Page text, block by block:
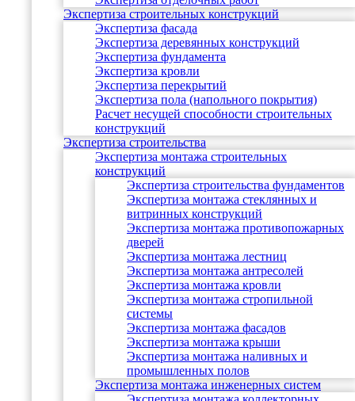
Экспертиза строительных конструкций
Экспертиза фасада
Экспертиза деревянных конструкций
Экспертиза фундамента
Экспертиза кровли
Экспертиза перекрытий
Экспертиза пола (напольного покрытия)
Расчет несущей способности строительных
конструкций
Экспертиза строительства
Экспертиза монтажа строительных
конструкций
Экспертиза строительства фундаментов
Экспертиза монтажа стеклянных и
витринных конструкций
Экспертиза монтажа противопожарных
дверей
Экспертиза монтажа лестниц
Экспертиза монтажа антресолей
Экспертиза монтажа кровли
Экспертиза монтажа стропильной
системы
Экспертиза монтажа фасадов
Экспертиза монтажа крыши
Экспертиза монтажа наливных и
промышленных полов
Экспертиза монтажа инженерных систем